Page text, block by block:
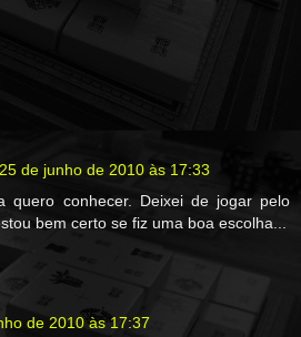
25 de junho de 2010 às 17:33
quero conhecer. Deixei de jogar pelo
bem certo se fiz uma boa escolha...
de 2010 às 17:37